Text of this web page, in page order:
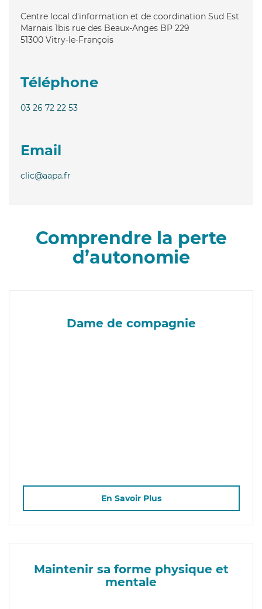
Centre local d'information et de coordination Sud Est
Marnais 1bis rue des Beaux-Anges BP 229
51300 Vitry-le-François
Téléphone
03 26 72 22 53
Email
clic@aapa.fr
Comprendre la perte
d’autonomie
Dame de compagnie
En Savoir Plus
Maintenir sa forme physique et
mentale